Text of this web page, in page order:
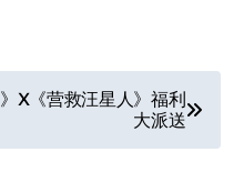
X《营救汪星人》福利
大派送